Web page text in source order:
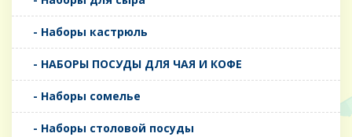
- Наборы кастрюль
- НАБОРЫ ПОСУДЫ ДЛЯ ЧАЯ И КОФЕ
- Наборы сомелье
- Наборы столовой посуды